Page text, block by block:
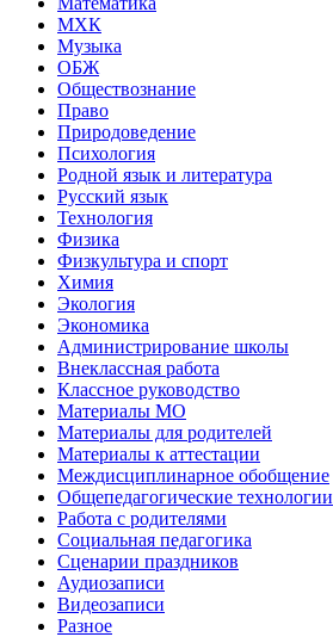
МХК
Музыка
ОБЖ
Обществознание
Право
Природоведение
Психология
Родной язык и литература
Русский язык
Технология
Физика
Физкультура и спорт
Химия
Экология
Экономика
Администрирование школы
Внеклассная работа
Классное руководство
Материалы МО
Материалы для родителей
Материалы к аттестации
Междисциплинарное обобщение
Общепедагогические технологии
Работа с родителями
Социальная педагогика
Сценарии праздников
Аудиозаписи
Видеозаписи
Разное